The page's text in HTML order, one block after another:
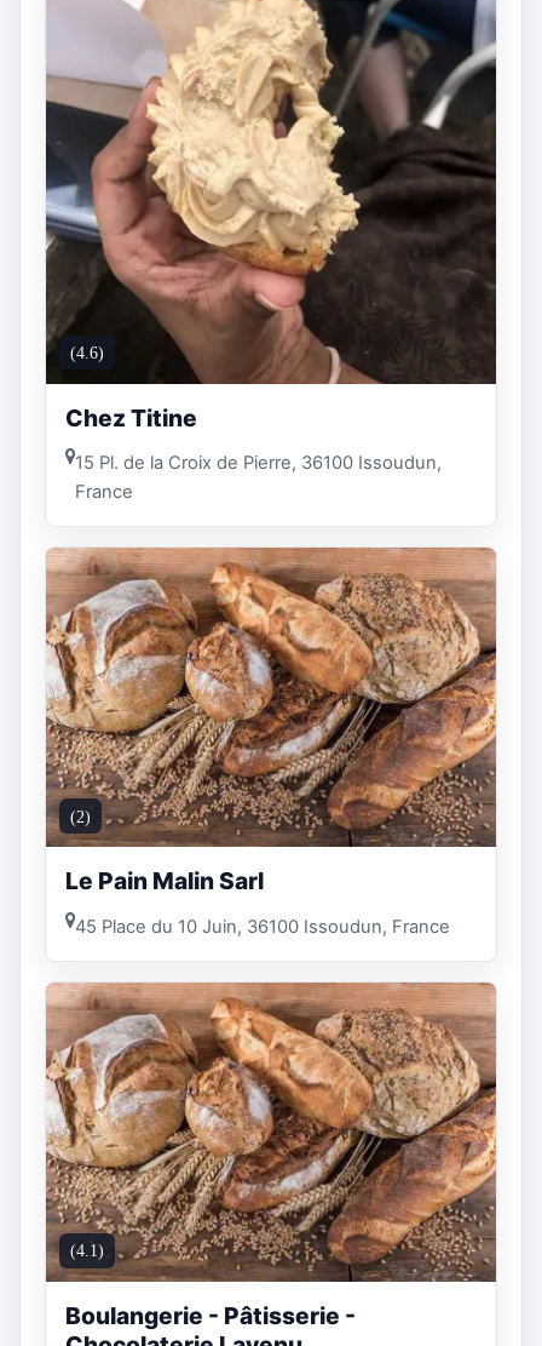
(4.6)
Chez Titine
15 Pl. de la Croix de Pierre, 36100 Issoudun,
France
(2)
Le Pain Malin Sarl
45 Place du 10 Juin, 36100 Issoudun, France
(4.1)
Boulangerie - Pâtisserie -